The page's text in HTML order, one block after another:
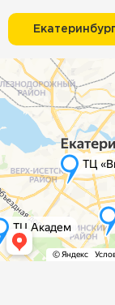
Екатеринбург